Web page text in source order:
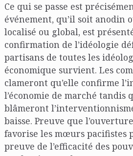
Ce qui se passe est
événement, qu’il soit anodin
localisé ou global, est
confirmation de l’idéologie
partisans de toutes les
économique survient. Les
clameront qu’elle confirme
l’économie de marché tandis
blâmeront
baisse. Preuve que
favorise les mœurs pacifistes
preuve de l’efficacité des